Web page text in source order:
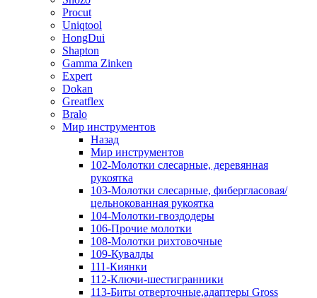
Procut
Uniqtool
HongDui
Shapton
Gamma Zinken
Expert
Dokan
Greatflex
Bralo
Мир инструментов
Назад
Мир инструментов
102-Молотки слесарные, деревянная
рукоятка
103-Молотки слесарные, фибергласовая/
цельнокованная рукоятка
104-Молотки-гвоздодеры
106-Прочие молотки
108-Молотки рихтовочные
109-Кувалды
111-Киянки
112-Ключи-шестигранники
113-Биты отверточные,адаптеры Gross